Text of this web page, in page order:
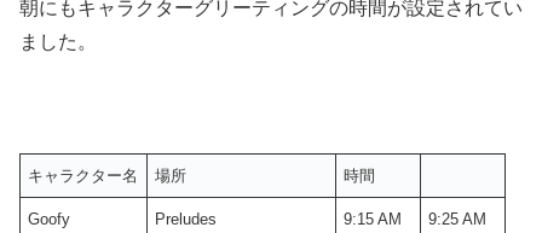
朝にもキャラクターグリーティングの時間が設定されてい
ました。
キャラクター名 場所 時間
Goofy Preludes 9:15 AM 9:25 AM